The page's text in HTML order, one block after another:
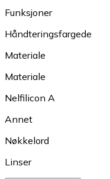
Funksjoner
Håndteringsfargede
Materiale
Materiale
Nelfilicon A
Annet
Nøkkelord
Linser